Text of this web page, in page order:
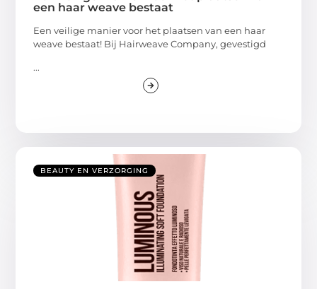
een haar weave bestaat
Een veilige manier voor het plaatsen van een haar
weave bestaat! Bij Hairweave Company, gevestigd
...
BEAUTY EN VERZORGING